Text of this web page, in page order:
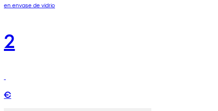
en envase de vidrio
2
€